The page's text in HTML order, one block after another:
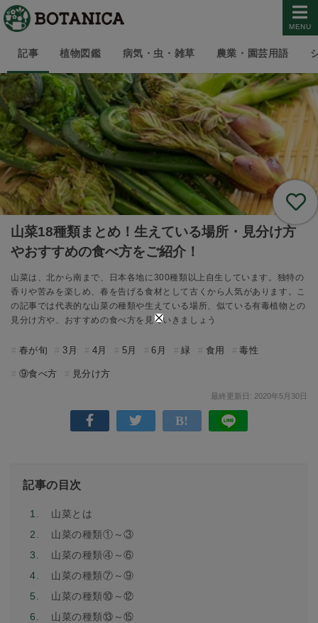
MENU
記事 植物図鑑 病気・虫・雑草 農業・園芸用語
山菜18種類まとめ！生えている場所・見分け方
やおすすめの食べ方をご紹介！
山菜は、北から南まで、日本各地に300種類以上自生しています。独特の
香りや苦みを楽しめ、春を告げる食材として古くから人気があります。こ
の記事では代表的な山菜の種類や生えている場所、似ている有毒植物との
見分け方や、おすすめの食べ方を見ていきましょう
春が旬 3月 4月 5月 6月 緑 食用 毒性
⑨食べ方 見分け方
最終更新日: 2020年5月30日
記事の目次
1.
山菜とは
2.
山菜の種類①～③
3.
山菜の種類④～⑥
4.
山菜の種類⑦～⑨
5.
山菜の種類⑩～⑫
6.
山菜の種類⑬～⑮